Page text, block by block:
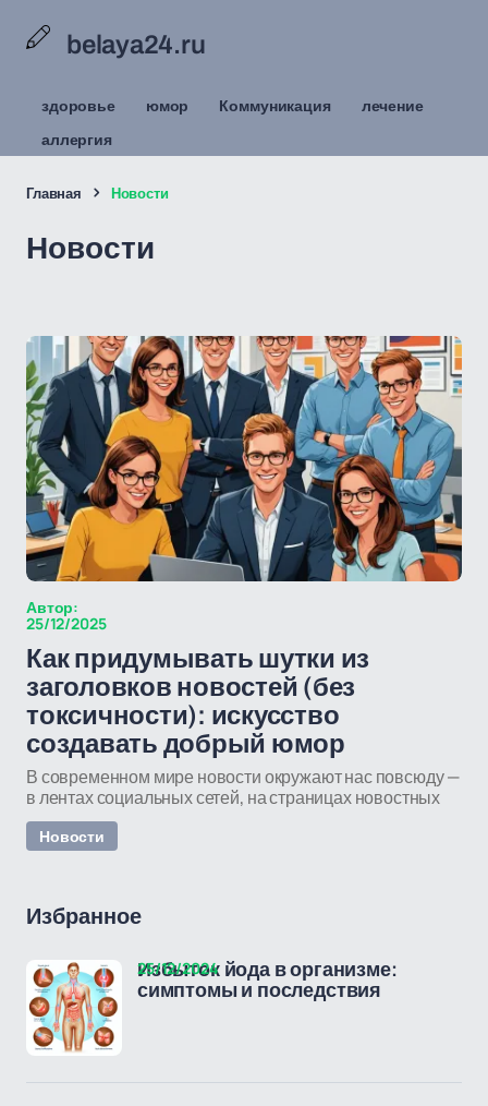
belaya24.ru
здоровье юмор Коммуникация
лечение
аллергия
Главная Новости
Новости
Автор:
25/12/2025
Как придумывать шутки из
заголовков новостей (без
токсичности): искусство
создавать добрый юмор
В современном мире новости окружают нас повсюду —
в лентах социальных сетей, на страницах новостных
Новости
Избранное
Избыток йода в организме:
симптомы и последствия
25/12/2024